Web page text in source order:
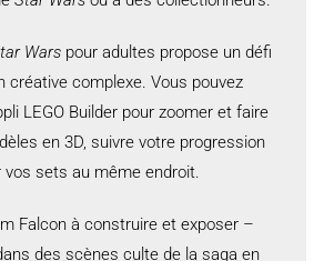
Wars pour adultes propose un défi
créative complexe. Vous pouvez
LEGO Builder pour zoomer et faire
en 3D, suivre votre progression
vos sets au même endroit.
Falcon à construire et exposer –
des scènes culte de la saga en